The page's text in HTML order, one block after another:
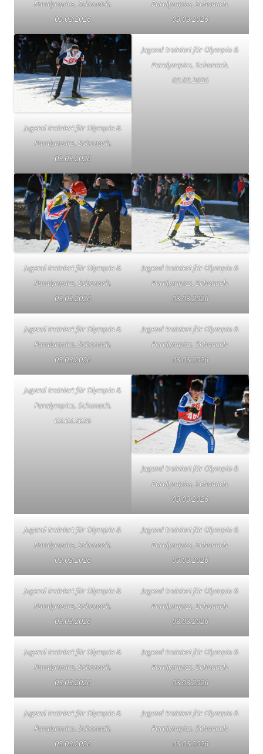
Paralympics, Schonach,
03.03.2026
Paralympics, Schonach,
03.03.2026
Jugend trainiert für Olympia &
Paralympics, Schonach,
03.03.2026
Jugend trainiert für Olympia &
Paralympics, Schonach,
03.03.2026
Jugend trainiert für Olympia &
Paralympics, Schonach,
03.03.2026
Jugend trainiert für Olympia &
Paralympics, Schonach,
03.03.2026
Jugend trainiert für Olympia &
Paralympics, Schonach,
03.03.2026
Jugend trainiert für Olympia &
Paralympics, Schonach,
03.03.2026
Jugend trainiert für Olympia &
Paralympics, Schonach,
03.03.2026
Jugend trainiert für Olympia &
Paralympics, Schonach,
03.03.2026
Jugend trainiert für Olympia &
Paralympics, Schonach,
03.03.2026
Jugend trainiert für Olympia &
Paralympics, Schonach,
03.03.2026
Jugend trainiert für Olympia &
Paralympics, Schonach,
03.03.2026
Jugend trainiert für Olympia &
Paralympics, Schonach,
03.03.2026
Jugend trainiert für Olympia &
Paralympics, Schonach,
03.03.2026
Jugend trainiert für Olympia &
Paralympics, Schonach,
03.03.2026
Jugend trainiert für Olympia &
Paralympics, Schonach,
03.03.2026
Jugend trainiert für Olympia &
Paralympics, Schonach,
03.03.2026